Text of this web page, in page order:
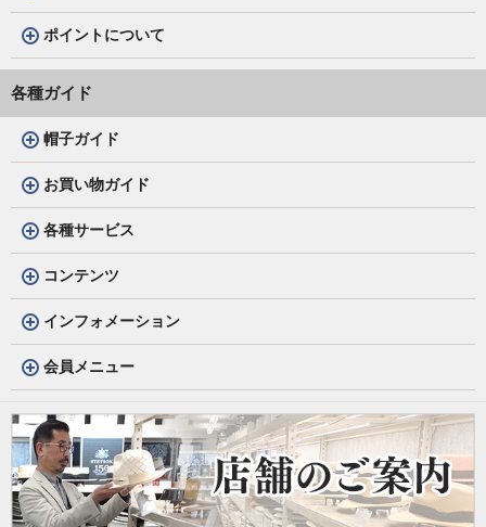
ポイントについて
各種ガイド
帽子ガイド
お買い物ガイド
各種サービス
コンテンツ
インフォメーション
会員メニュー